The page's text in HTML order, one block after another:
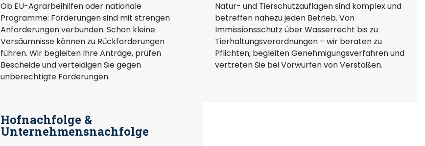
Ob EU-Agrarbeihilfen oder nationale
Programme: Förderungen sind mit strengen
Anforderungen verbunden. Schon kleine
Versäumnisse können zu Rückforderungen
führen. Wir begleiten Ihre Anträge, prüfen
Bescheide und verteidigen Sie gegen
unberechtigte Forderungen.
Natur- und Tierschutzauflagen sind komplex und
betreffen nahezu jeden Betrieb. Von
Immissionsschutz über Wasserrecht bis zu
Tierhaltungsverordnungen – wir beraten zu
Pflichten, begleiten Genehmigungsverfahren und
vertreten Sie bei Vorwürfen von Verstößen.
Hofnachfolge &
Unternehmensnachfolge